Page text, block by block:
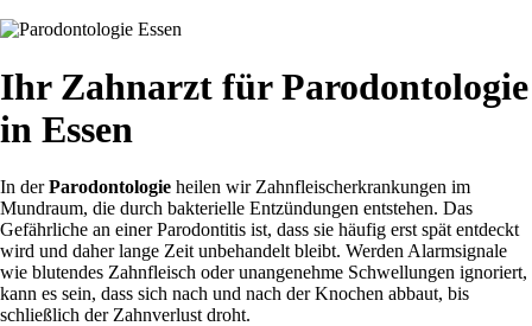
Ihr Zahnarzt für Parodontologie
in Essen
In derParodontologie heilen wir Zahnfleischerkrankungen im
Mundraum, die durch bakterielle Entzündungen entstehen. Das
Gefährliche an einer Parodontitis ist, dass sie häufig erst spät entdeckt
wird und daher lange Zeit unbehandelt bleibt. Werden Alarmsignale
wie blutendes Zahnfleisch oder unangenehme Schwellungen ignoriert,
kann es sein, dass sich nach und nach der Knochen abbaut, bis
schließlich der Zahnverlust droht.